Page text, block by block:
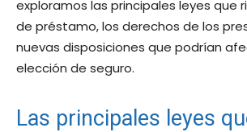
exploramos las principales leyes que
de préstamo, los derechos de los
nuevas disposiciones que podrían
elección de seguro.
Las principales leyes